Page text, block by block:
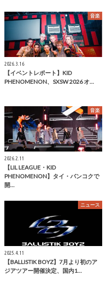
音楽
2026.3.16
【イベントレポート】KID
PHENOMENON、SXSW 2026 オ…
音楽
2026.2.11
【LIL LEAGUE・KID
PHENOMENON】タイ・バンコクで
開…
ニュース
2025.4.11
【BALLISTIK BOYZ】7月より初のア
ジアツアー開催決定、国内1…